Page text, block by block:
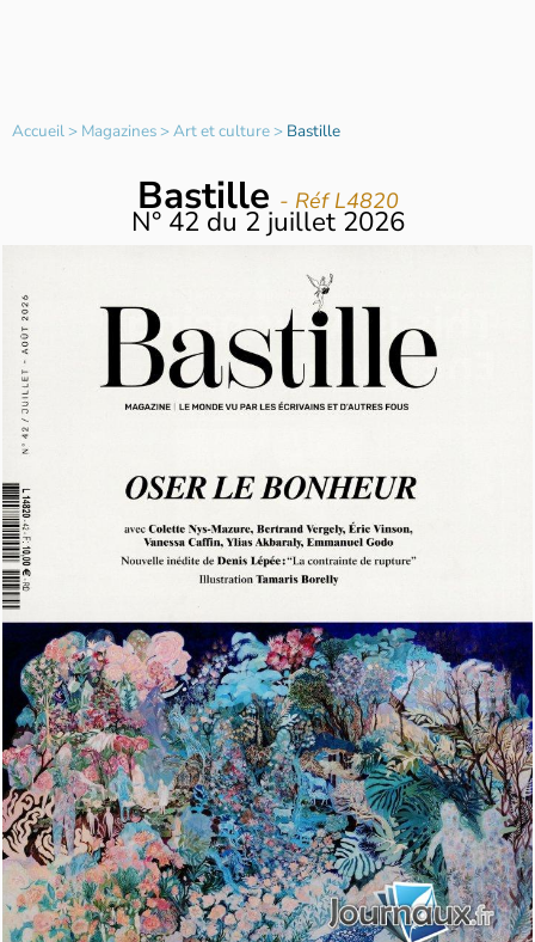
Accueil> Magazines>Art et culture> Bastille
Bastille - Réf L4820
N° 42 du 2 juillet 2026